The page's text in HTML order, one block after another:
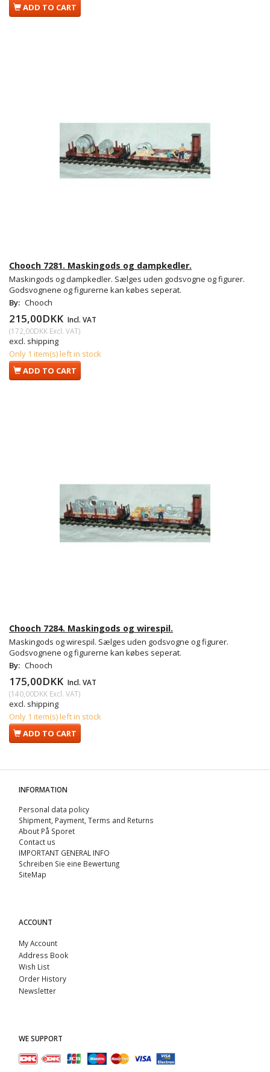
ADD TO CART
Chooch 7281. Maskingods og dampkedler.
Maskingods og dampkedler. Sælges uden godsvogne og figurer.
Godsvognene og figurerne kan købes seperat.
By: Chooch
215,00DKK Incl. VAT
(172,00DKK Excl. VAT)
excl. shipping
Only 1 item(s) left in stock
ADD TO CART
Chooch 7284. Maskingods og wirespil.
Maskingods og wirespil. Sælges uden godsvogne og figurer.
Godsvognene og figurerne kan købes seperat.
By: Chooch
175,00DKK Incl. VAT
(140,00DKK Excl. VAT)
excl. shipping
Only 1 item(s) left in stock
ADD TO CART
INFORMATION
Personal data policy
Shipment, Payment, Terms and Returns
About På Sporet
Contact us
IMPORTANT GENERAL INFO
Schreiben Sie eine Bewertung
SiteMap
ACCOUNT
My Account
Address Book
Wish List
Order History
Newsletter
WE SUPPORT